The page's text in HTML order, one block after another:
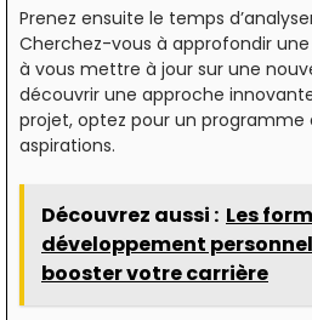
Prenez ensuite le temps
Cherchez-vous à approfondir
à vous mettre à jour sur une
découvrir une approche
projet, optez pour un
aspirations.
Découvrez aussi : Les
développement
booster votre carrière